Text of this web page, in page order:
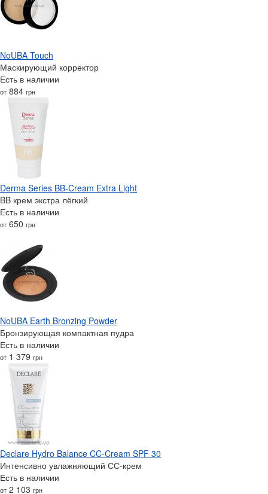
NoUBA Touch
Маскирующий корректор
Есть в наличии
от 884 грн
Derma Series BB-Cream Extra Light
BB крем экстра лёгкий
Есть в наличии
от 650 грн
NoUBA Earth Bronzing Powder
Бронзирующая компактная пудра
Есть в наличии
от 1 379 грн
Declare Hydro Balance CC-Cream SPF 30
Интенсивно увлажняющий СС-крем
Есть в наличии
от 2 103 грн